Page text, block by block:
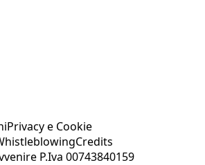
Privacy e Cookie
Credits
P.Iva 00743840159